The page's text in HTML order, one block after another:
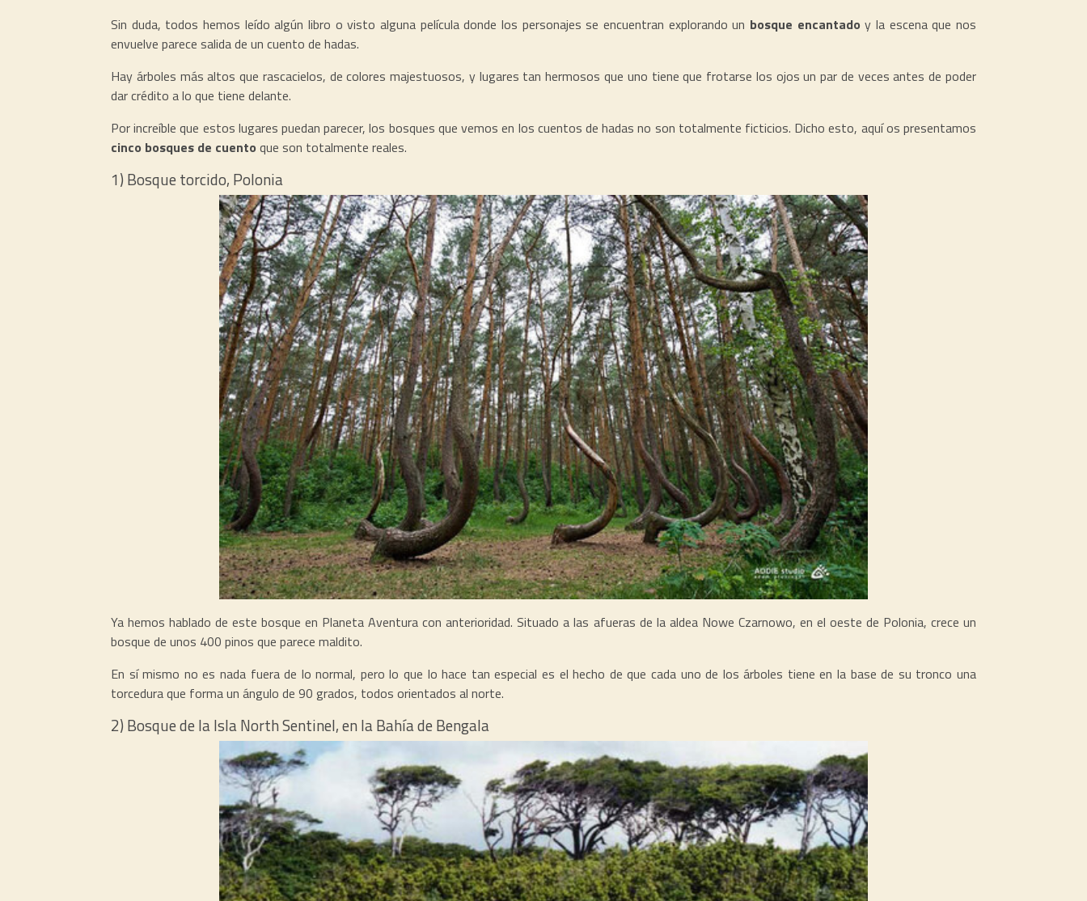
Sin duda, todos hemos leído algún libro o visto alguna película donde los personajes se encuentran explorando un bosque encantado y la escena que nos
envuelve parece salida de un cuento de hadas.
Hay árboles más altos que rascacielos, de colores majestuosos, y lugares tan hermosos que uno tiene que frotarse los ojos un par de veces antes de poder
dar crédito a lo que tiene delante.
Por increíble que estos lugares puedan parecer, los bosques que vemos en los cuentos de hadas no son totalmente ficticios. Dicho esto, aquí os presentamos
cinco bosques de cuento que son totalmente reales.
1) Bosque torcido, Polonia
Ya hemos hablado de este bosque en Planeta Aventura con anterioridad. Situado a las afueras de la aldea Nowe Czarnowo, en el oeste de Polonia, crece un
bosque de unos 400 pinos que parece maldito.
En sí mismo no es nada fuera de lo normal, pero lo que lo hace tan especial es el hecho de que cada uno de los árboles tiene en la base de su tronco una
torcedura que forma un ángulo de 90 grados, todos orientados al norte.
2) Bosque de la Isla North Sentinel, en la Bahía de Bengala